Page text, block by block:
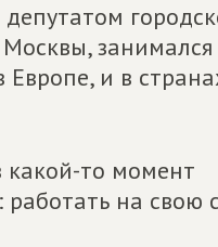
занимался
Европе, и в
то момент
на свою